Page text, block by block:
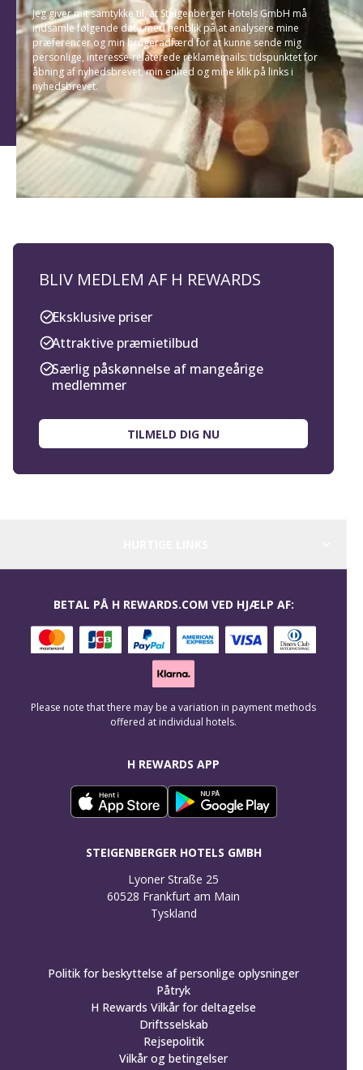
Jeg giver mit samtykke til, at Steigenberger Hotels GmbH må
indsamle følgende data med henblik på at analysere mine
præferencer og min brugeradfærd for at kunne sende mig
personlige, interesse-relaterede reklamemails: tidspunktet for
åbning af nyhedsbrevet, min enhed og mine klik på links i
nyhedsbrevet.
BLIV MEDLEM AF H REWARDS
Eksklusive priser
Attraktive præmietilbud
Særlig påskønnelse af mangeårige
medlemmer
TILMELD DIG NU
H REWARDS APP
STEIGENBERGER HOTELS GMBH
Lyoner Straße 25
60528 Frankfurt am Main
Tyskland
BETAL PÅ H REWARDS.COM VED HJÆLP AF:
Please note that there may be a variation in payment methods
offered at individual hotels.
Politik for beskyttelse af personlige oplysninger
Påtryk
H Rewards Vilkår for deltagelse
Driftsselskab
Rejsepolitik
Vilkår og betingelser